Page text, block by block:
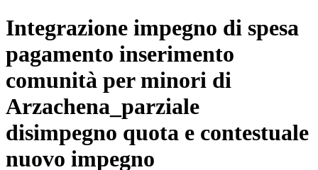
Integrazione impegno di spesa
pagamento inserimento
comunità per minori di
Arzachena_parziale
disimpegno quota e contestuale
nuovo impegno